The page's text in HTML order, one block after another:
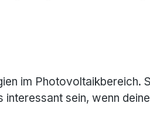
im Photovoltaikbereich.
sein, wenn